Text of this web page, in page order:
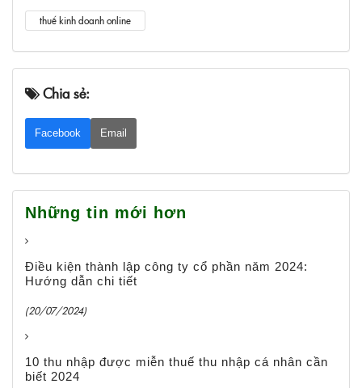
thuế kinh doanh online
Chia sẻ:
Facebook Email
Những tin mới hơn
Điều kiện thành lập công ty cổ phần năm 2024:
Hướng dẫn chi tiết
(20/07/2024)
10 thu nhập được miễn thuế thu nhập cá nhân cần
biết 2024